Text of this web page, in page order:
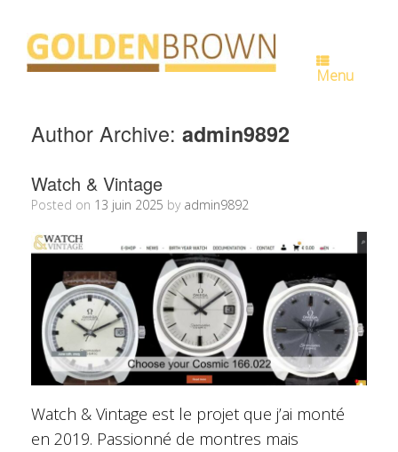
content
Menu
Author Archive: admin9892
Watch & Vintage
Posted on 13 juin 2025 by admin9892
Watch & Vintage est le projet que j’ai monté
en 2019. Passionné de montres mais